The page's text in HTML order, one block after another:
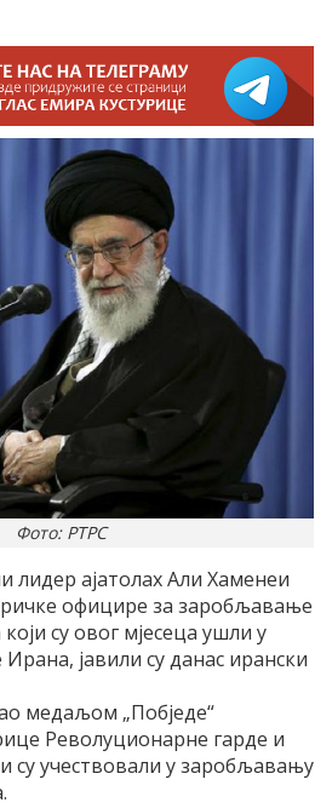
Фото: РТРС
лидер ајатолах Али Хаменеи
официре за заробљавање
су овог мјесеца ушли у
јавили су данас ирански
медаљом „Побједе“
Револуционарне гарде и
су учествовали у заробљавању